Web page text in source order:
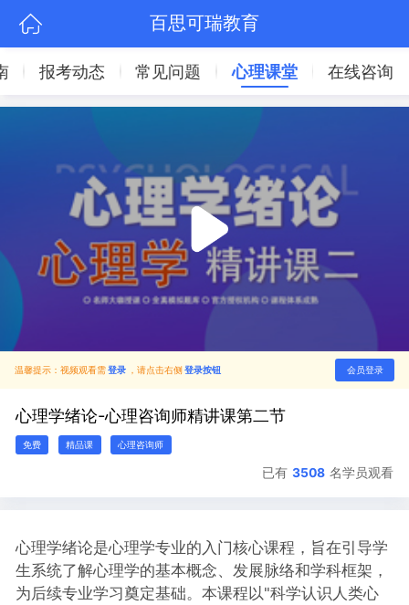
百思可瑞教育
报考动态 常见问题 心理课堂 在线咨询
温馨提示：视频观看需登录 ，请点击右侧 登录按钮 会员登录
心理学绪论-心理咨询师精讲课第二节
免费 精品课 心理咨询师
已有 3508 名学员观看
心理学绪论是心理学专业的入门核心课程，旨在引导学
生系统了解心理学的基本概念、发展脉络和学科框架，
为后续专业学习奠定基础。本课程以"科学认识人类心